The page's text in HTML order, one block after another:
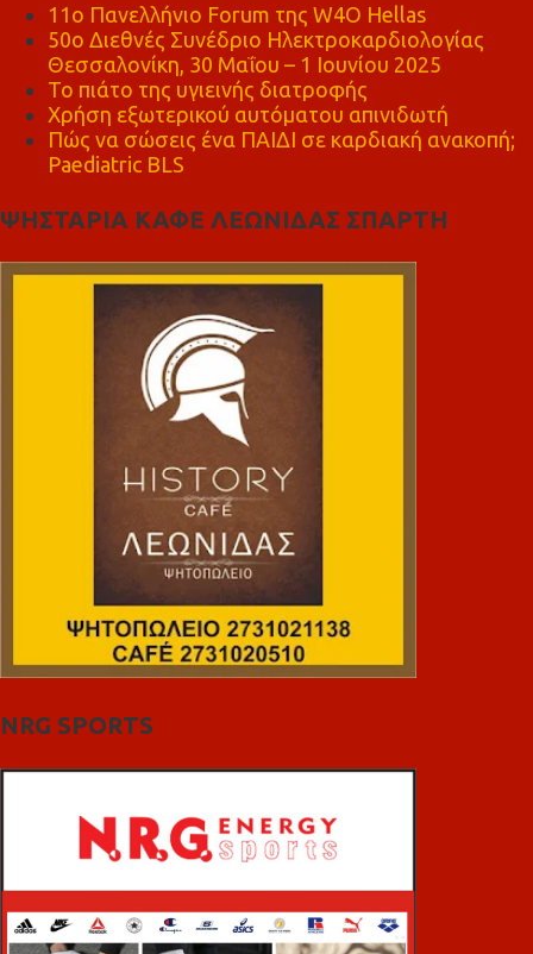
11ο Πανελλήνιο Forum της W4O Hellas
50ο Διεθνές Συνέδριο Ηλεκτροκαρδιολογίας
Θεσσαλονίκη, 30 Μαΐου – 1 Ιουνίου 2025
Το πιάτο της υγιεινής διατροφής
Χρήση εξωτερικού αυτόματου απινιδωτή
Πώς να σώσεις ένα ΠΑΙΔΙ σε καρδιακή ανακοπή;
Paediatric BLS
ΨΗΣΤΑΡΙΑ ΚΑΦΕ ΛΕΩΝΙΔΑΣ ΣΠΑΡΤΗ
NRG SPORTS